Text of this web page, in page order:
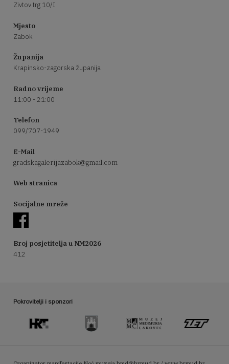
Zivtov trg 10/I
Mjesto
Zabok
Županija
Krapinsko-zagorska županija
Radno vrijeme
11:00 - 21:00
Telefon
099/707-1949
E-Mail
gradskagalerijazabok@gmail.com
Web stranica
Socijalne mreže
Broj posjetitelja u NM2026
412
Pokrovitelji i sponzori